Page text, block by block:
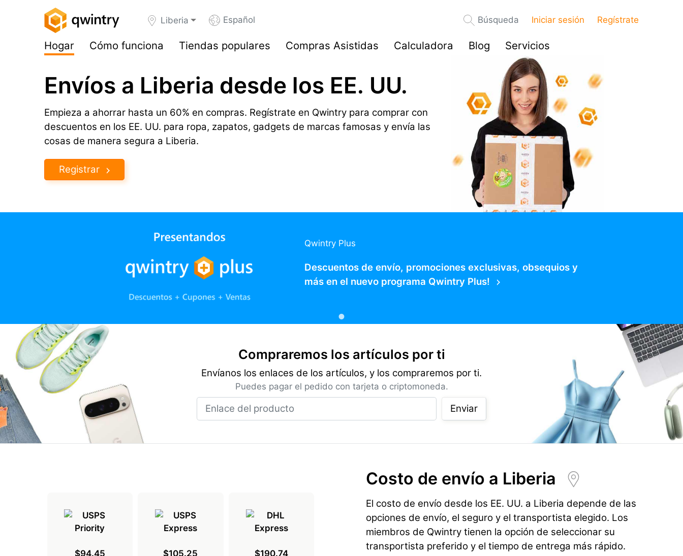
Liberia Español Búsqueda Iniciar sesión Regístrate
Hogar Cómo funciona Tiendas populares Compras Asistidas Calculadora Blog Servicios
Envíos a Liberia desde los EE. UU.
Empieza a ahorrar hasta un 60% en compras. Regístrate en Qwintry para comprar con
descuentos en los EE. UU. para ropa, zapatos, gadgets de marcas famosas y envía las
cosas de manera segura a Liberia.
Registrar
Qwintry Plus
Descuentos de envío, promociones exclusivas, obsequios y
más en el nuevo programa Qwintry Plus!
Compraremos los artículos por ti
Envíanos los enlaces de los artículos, y los compraremos por ti.
Puedes pagar el pedido con tarjeta o criptomoneda.
Enviar
Costo de envío a Liberia
El costo de envío desde los EE. UU. a Liberia depende de las
opciones de envío, el seguro y el transportista elegido. Los
miembros de Qwintry tienen la opción de seleccionar su
transportista preferido y el tiempo de entrega más rápido.
$94.45 $105.25 $190.74